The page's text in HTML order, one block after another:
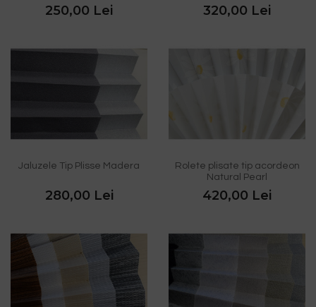
250,00 Lei 320,00 Lei
Jaluzele Tip Plisse Madera
280,00 Lei
Rolete plisate tip acordeon
Natural Pearl
420,00 Lei